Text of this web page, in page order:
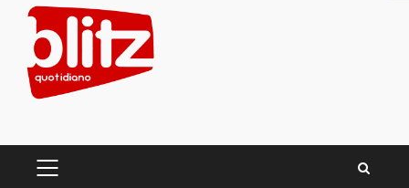
content
PRIMARY